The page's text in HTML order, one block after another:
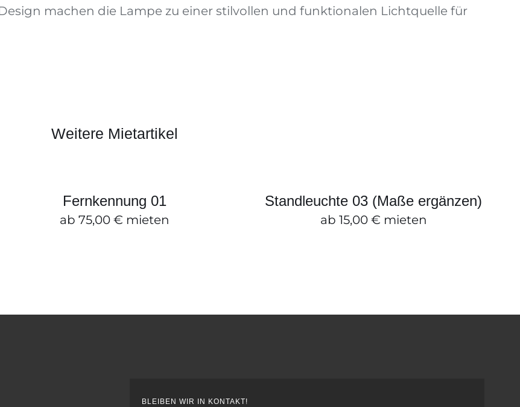
machen die Lampe zu einer stilvollen und funktionalen Lichtquelle für
Weitere Mietartikel
Fernkennung 01
ab 75,00 € mieten
Standleuchte 03 (Maße ergänzen)
ab 15,00 € mieten
BLEIBEN WIR IN KONTAKT!